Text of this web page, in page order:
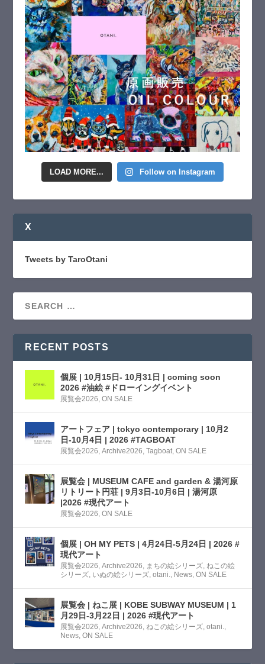
LOAD MORE... Follow on Instagram
X
Tweets by TaroOtani
RECENT POSTS
個展 | 10月15日- 10月31日 | coming soon
2026 #油絵 #ドローイングイベント
展覧会2026 ,ON SALE
アートフェア | tokyo contemporary | 10月2
日-10月4日 | 2026 #TAGBOAT
展覧会2026 ,Archive2026 ,Tagboat ,ON SALE
展覧会 | MUSEUM CAFE and garden & 湯河原
リトリート円荘 | 9月3日-10月6日 | 湯河原
|2026 #現代アート
展覧会2026 ,ON SALE
個展 | OH MY PETS | 4月24日-5月24日 | 2026 #
現代アート
展覧会2026 ,Archive2026 まちの絵シリーズ ねこの絵
シリーズ いぬの絵シリーズ ,otani. News ,ON SALE
展覧会 | ねこ展 | KOBE SUBWAY MUSEUM | 1
月29日-3月22日 | 2026 #現代アート
展覧会2026 ,Archive2026 ねこの絵シリーズ ,otani.
News ,ON SALE